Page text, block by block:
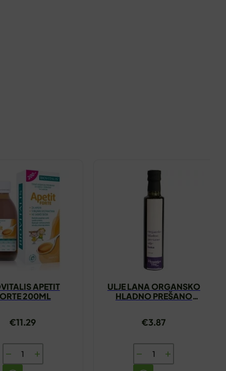
APETIT
200ML
€11.29
BIOVITALIS
APETIT
ULJE LANA ORGANSKO
HLADNO PREŠANO
€3.87
ULJE
LANA